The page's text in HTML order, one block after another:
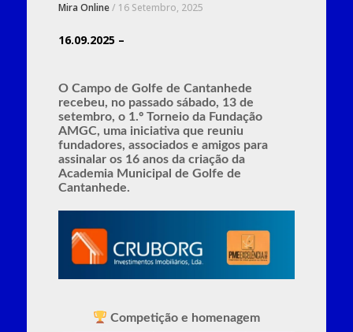
Mira Online/ 16 Setembro, 2025
16.09.2025 –
O Campo de Golfe de Cantanhede
recebeu, no passado sábado, 13 de
setembro, o 1.º Torneio da Fundação
AMGC, uma iniciativa que reuniu
fundadores, associados e amigos para
assinalar os 16 anos da criação da
Academia Municipal de Golfe de
Cantanhede.
Competição e homenagem